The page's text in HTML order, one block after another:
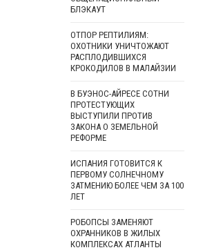
БЛЭКАУТ
ОТПОР РЕПТИЛИЯМ:
ОХОТНИКИ УНИЧТОЖАЮТ
РАСПЛОДИВШИХСЯ
КРОКОДИЛОВ В МАЛАЙЗИИ
В БУЭНОС-АЙРЕСЕ СОТНИ
ПРОТЕСТУЮЩИХ
ВЫСТУПИЛИ ПРОТИВ
ЗАКОНА О ЗЕМЕЛЬНОЙ
РЕФОРМЕ
ИСПАНИЯ ГОТОВИТСЯ К
ПЕРВОМУ СОЛНЕЧНОМУ
ЗАТМЕНИЮ БОЛЕЕ ЧЕМ ЗА 100
ЛЕТ
РОБОПСЫ ЗАМЕНЯЮТ
ОХРАННИКОВ В ЖИЛЫХ
КОМПЛЕКСАХ АТЛАНТЫ